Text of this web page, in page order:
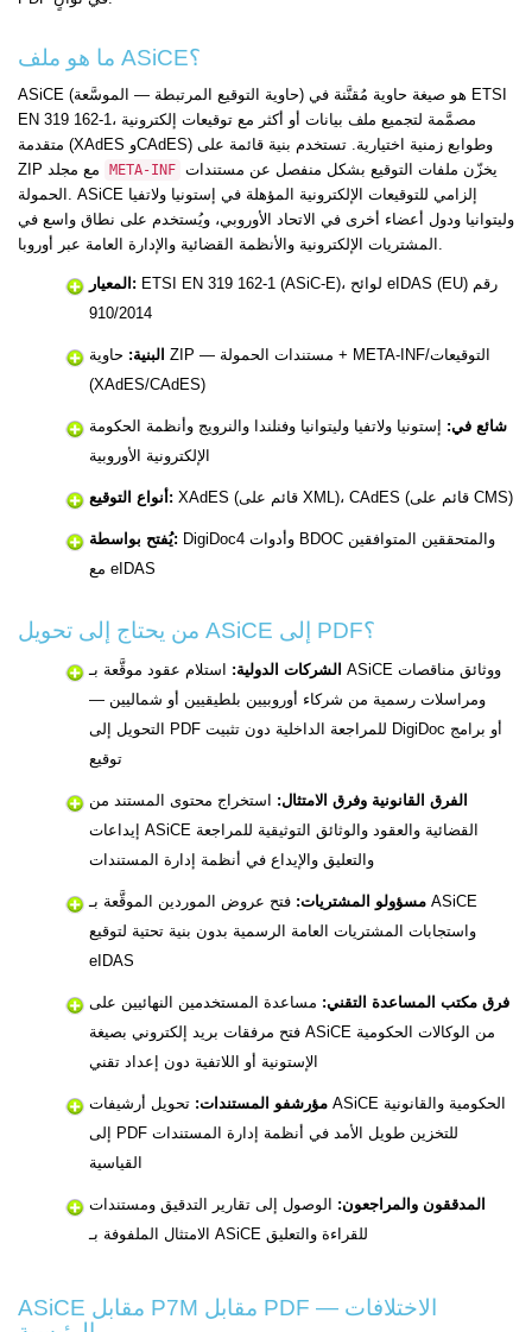
ما هو ملف ASiCE؟
ASiCE (حاوية التوقيع المرتبطة — الموسَّعة) هو صيغة حاوية مُقنَّنة في ETSI
EN 319 162-1، مصمَّمة لتجميع ملف بيانات أو أكثر مع توقيعات إلكترونية
متقدمة (XAdES وCAdES) وطوابع زمنية اختيارية. تستخدم بنية قائمة على
META-INF
الحمولة. ASiCE إلزامي للتوقيعات الإلكترونية المؤهلة في إستونيا ولاتفيا
وليتوانيا ودول أعضاء أخرى في الاتحاد الأوروبي، ويُستخدم على نطاق واسع في
المشتريات الإلكترونية والأنظمة القضائية والإدارة العامة عبر أوروبا.
المعيار: ETSI EN 319 162-1 (ASiC-E)، لوائح eIDAS (EU) رقم
910/2014
البنية: حاوية ZIP — مستندات الحمولة + META-INF/التوقيعات
(XAdES/CAdES)
شائع في: إستونيا ولاتفيا وليتوانيا وفنلندا والنرويج وأنظمة الحكومة
الإلكترونية الأوروبية
أنواع التوقيع: XAdES (قائم على XML)، CAdES (قائم على CMS)
يُفتح بواسطة: DigiDoc4 وأدوات BDOC والمتحققين المتوافقين
مع eIDAS
من يحتاج إلى تحويل ASiCE إلى PDF؟
الشركات الدولية: استلام عقود موقَّعة بـ ASiCE ووثائق مناقصات
ومراسلات رسمية من شركاء أوروبيين بلطيقيين أو شماليين —
التحويل إلى PDF للمراجعة الداخلية دون تثبيت DigiDoc أو برامج
توقيع
الفرق القانونية وفرق الامتثال: استخراج محتوى المستند من
إيداعات ASiCE القضائية والعقود والوثائق التوثيقية للمراجعة
والتعليق والإيداع في أنظمة إدارة المستندات
مسؤولو المشتريات: فتح عروض الموردين الموقَّعة بـ ASiCE
واستجابات المشتريات العامة الرسمية بدون بنية تحتية لتوقيع
eIDAS
فرق مكتب المساعدة التقني: مساعدة المستخدمين النهائيين على
فتح مرفقات بريد إلكتروني بصيغة ASiCE من الوكالات الحكومية
الإستونية أو اللاتفية دون إعداد تقني
مؤرشفو المستندات: تحويل أرشيفات ASiCE الحكومية والقانونية
إلى PDF للتخزين طويل الأمد في أنظمة إدارة المستندات
القياسية
المدققون والمراجعون: الوصول إلى تقارير التدقيق ومستندات
الامتثال الملفوفة بـ ASiCE للقراءة والتعليق
ASiCE مقابل P7M مقابل PDF — الاختلافات